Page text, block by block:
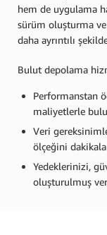
hem de uygulama
sürüm oluşturma
daha ayrıntılı
Bulut depolama
Performanstan
maliyetlerle
Veri
ölçeğini
Yedeklerinizi,
oluşturulmuş